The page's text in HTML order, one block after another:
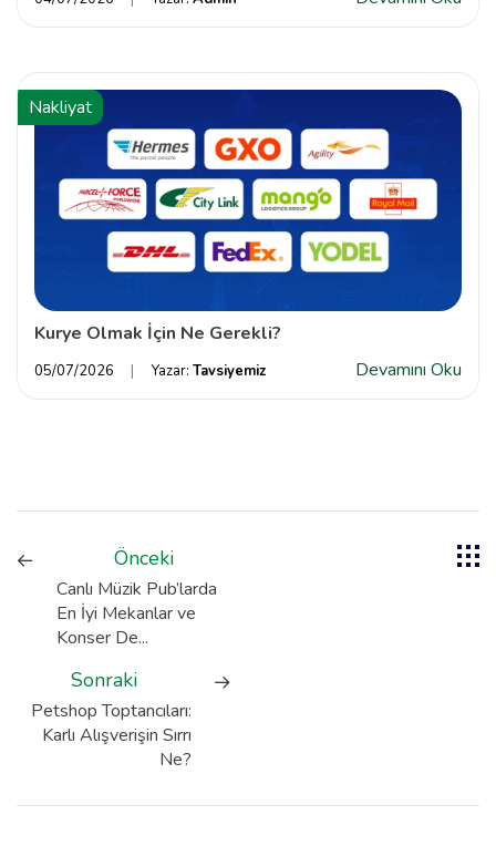
Nakliyat
Kurye Olmak İçin Ne Gerekli?
05/07/2026 Yazar: Tavsiyemiz Devamını Oku
Önceki
Canlı Müzik Pub’larda
En İyi Mekanlar ve
Konser De...
Sonraki
Petshop Toptancıları:
Karlı Alışverişin Sırrı
Ne?